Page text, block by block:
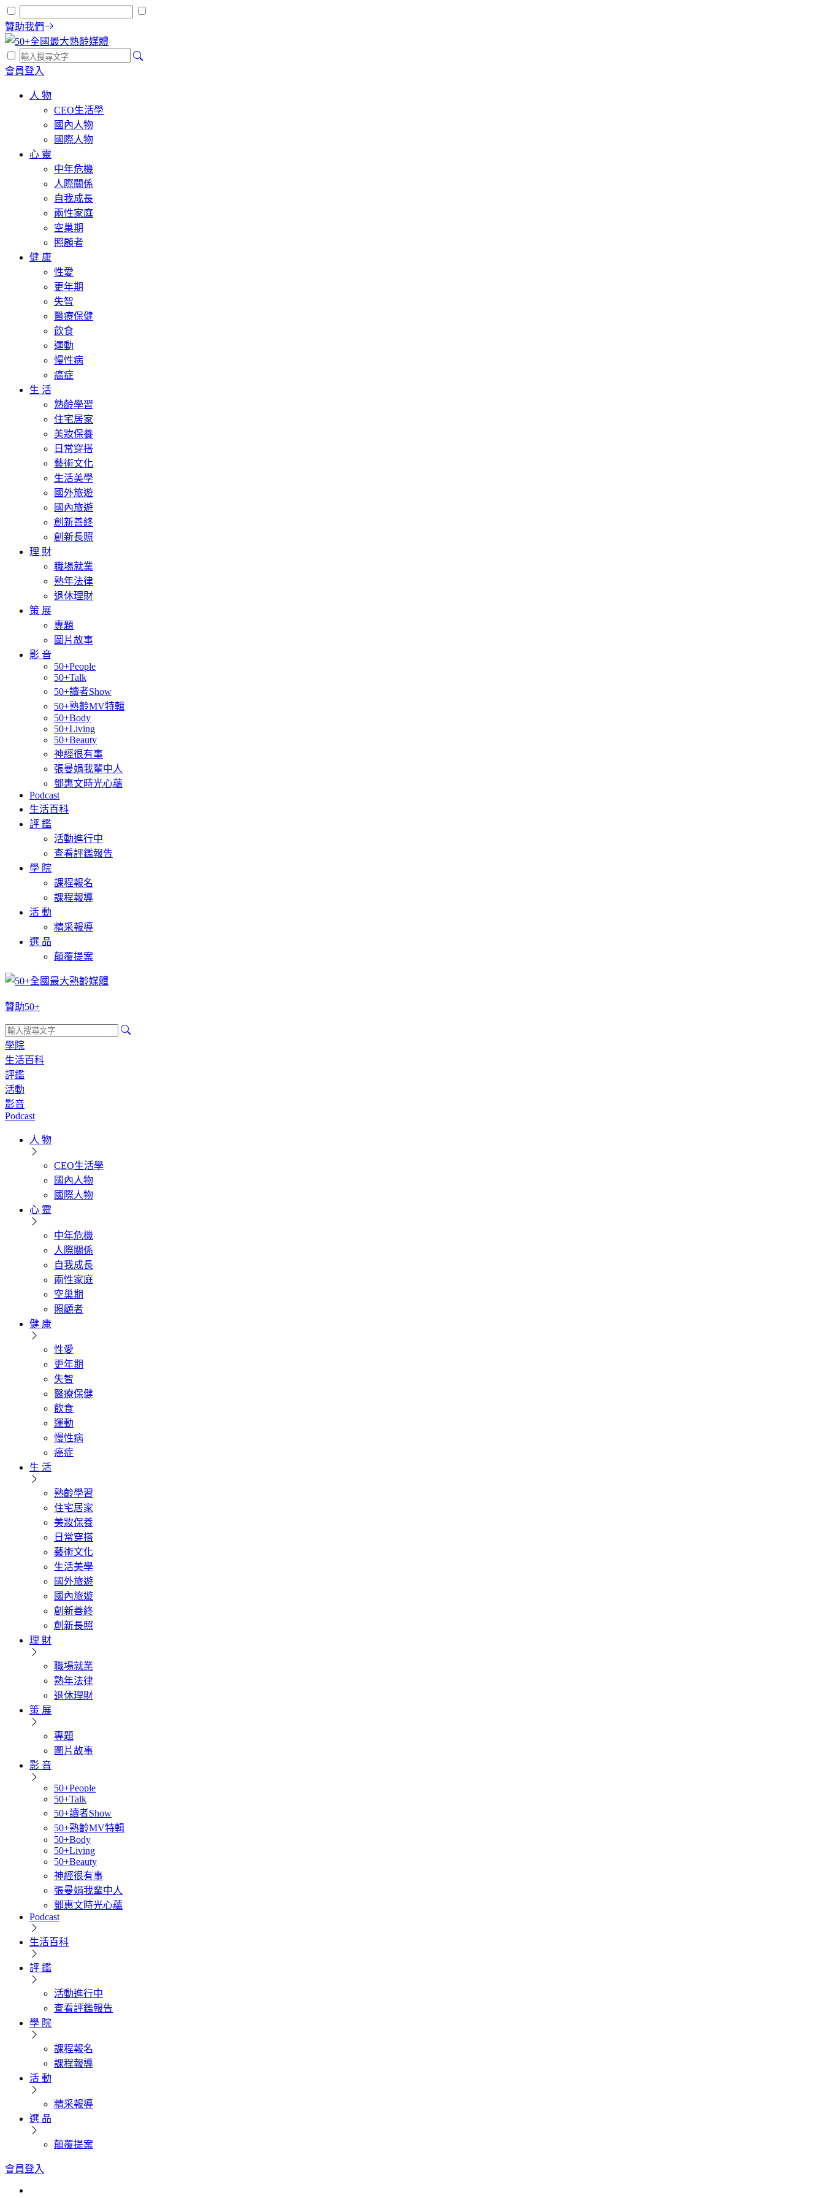
贊助我們
會員登入
人 物
CEO生活學
國內人物
國際人物
心 靈
中年危機
人際關係
自我成長
兩性家庭
空巢期
照顧者
健 康
性愛
更年期
失智
醫療保健
飲食
運動
慢性病
癌症
生 活
熟齡學習
住宅居家
美妝保養
日常穿搭
藝術文化
生活美學
國外旅遊
國內旅遊
創新善終
創新長照
理 財
職場就業
熟年法律
退休理財
策 展
專題
圖片故事
影 音
50+People
50+Talk
50+讀者Show
50+熟齡MV特輯
50+Body
50+Living
50+Beauty
神經很有事
張曼娟我輩中人
鄧惠文時光心蘊
Podcast
生活百科
評 鑑
活動進行中
查看評鑑報告
學 院
課程報名
課程報導
活 動
精采報導
選 品
顛覆提案
贊助50+
學院
生活百科
評鑑
活動
影音
Podcast
人 物
CEO生活學
國內人物
國際人物
心 靈
中年危機
人際關係
自我成長
兩性家庭
空巢期
照顧者
健 康
性愛
更年期
失智
醫療保健
飲食
運動
慢性病
癌症
生 活
熟齡學習
住宅居家
美妝保養
日常穿搭
藝術文化
生活美學
國外旅遊
國內旅遊
創新善終
創新長照
理 財
職場就業
熟年法律
退休理財
策 展
專題
圖片故事
影 音
50+People
50+Talk
50+讀者Show
50+熟齡MV特輯
50+Body
50+Living
50+Beauty
神經很有事
張曼娟我輩中人
鄧惠文時光心蘊
Podcast
生活百科
評 鑑
活動進行中
查看評鑑報告
學 院
課程報名
課程報導
活 動
精采報導
選 品
顛覆提案
會員登入